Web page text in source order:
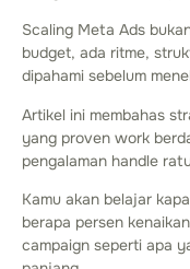
Scaling Meta Ads
budget, ada ritme,
dipahami sebelum
Artikel ini membahas
yang proven work
pengalaman handle
Kamu akan belajar
berapa persen
campaign seperti apa